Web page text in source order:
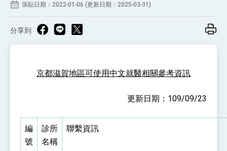
訪問
總統與五院院長新春茶敘 盼化分歧為團結、為
國家邁出合作第一步
升級 籲請立院全力支持並盡速通過
臺美簽署「對等貿易協定」確立對等關稅15%且不
總統接受「法新社」（AFP）專訪內容
外交部長林佳龍於《外交事務》撰文指出：自由
世界 需要台灣，團結合作方能守護繁榮
張貼日期：2022-01-06 (更新日期：2025-03-31)
分享到
京都滋賀地區可使用中文就醫相關參考資訊
更新日期：109/09/23
編
號
診所
名稱
聯繫資訊